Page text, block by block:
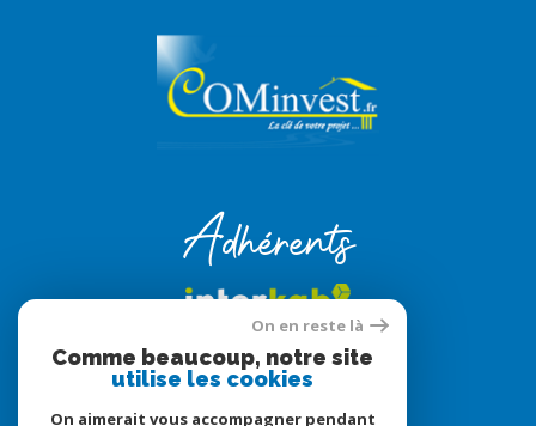
Adhérents
On en reste là
Comme beaucoup, notre site
utilise les cookies
On aimerait vous accompagner pendant